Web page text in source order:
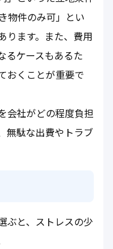
物件のみ可」とい
ります。また、費用
るケースもあるた
おくことが重要で
会社がどの程度負担
無駄な出費やトラブ
ぶと、ストレスの少
。